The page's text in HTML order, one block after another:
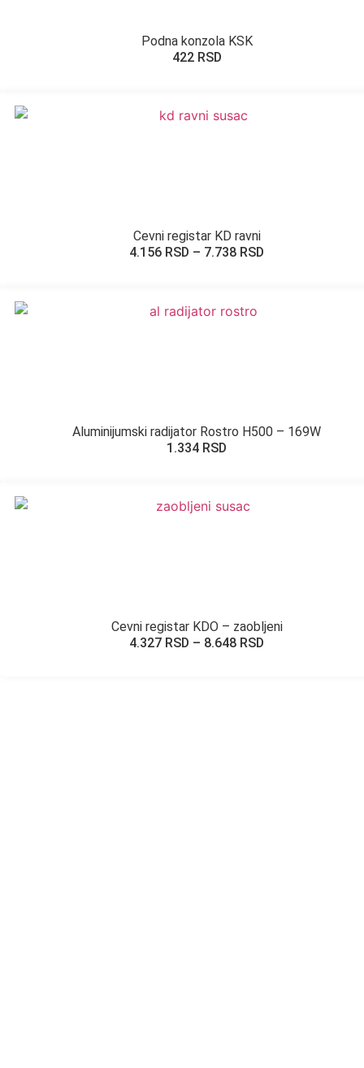
Podna konzola KSK
422 RSD
Cevni registar KD ravni
4.156 RSD – 7.738 RSD
Aluminijumski radijator Rostro H500 – 169W
1.334 RSD
Cevni registar KDO – zaobljeni
4.327 RSD – 8.648 RSD